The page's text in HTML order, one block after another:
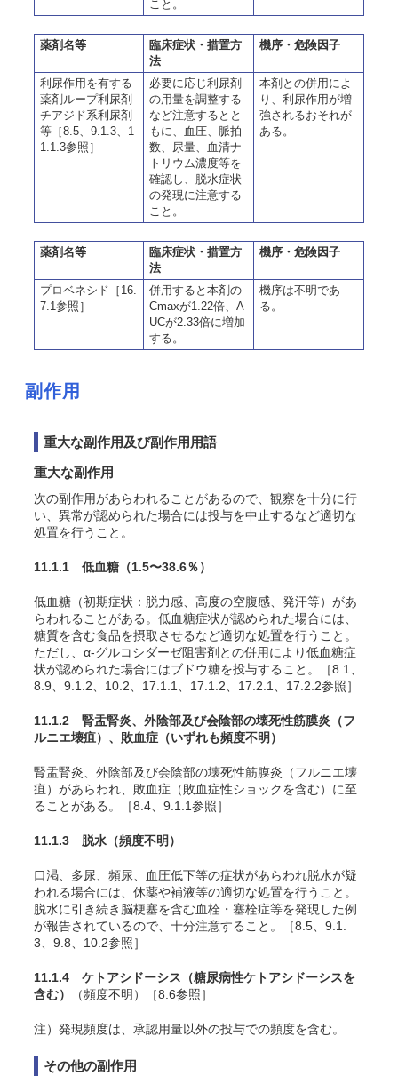
こと。
薬剤名等
臨床症状・措置方
法
機序・危険因子
利尿作用を有する
薬剤ループ利尿剤
チアジド系利尿剤
等［8.5、9.1.3、1
1.1.3参照］
必要に応じ利尿剤
の用量を調整する
など注意するとと
もに、血圧、脈拍
数、尿量、血清ナ
トリウム濃度等を
確認し、脱水症状
の発現に注意する
こと。
本剤との併用によ
り、利尿作用が増
強されるおそれが
ある。
薬剤名等
臨床症状・措置方
法
機序・危険因子
プロベネシド［16.
7.1参照］
併用すると本剤の
Cmaxが1.22倍、A
UCが2.33倍に増加
する。
機序は不明であ
る。
副作用
重大な副作用及び副作用用語
重大な副作用
次の副作用があらわれることがあるので、観察を十分に行
い、異常が認められた場合には投与を中止するなど適切な
処置を行うこと。
11.1.1 低血糖 （1.5〜38.6％）
低血糖（初期症状：脱力感、高度の空腹感、発汗等）があ
らわれることがある。低血糖症状が認められた場合には、
糖質を含む食品を摂取させるなど適切な処置を行うこと。
ただし、α-グルコシダーゼ阻害剤との併用により低血糖症
状が認められた場合にはブドウ糖を投与すること。［8.1、
8.9、9.1.2、10.2、17.1.1、17.1.2、17.2.1、17.2.2参照］
11.1.2 腎盂腎炎、外陰部及び会陰部の壊死性筋膜炎（フ
ルニエ壊疽）、敗血症 （いずれも頻度不明）
腎盂腎炎、外陰部及び会陰部の壊死性筋膜炎（フルニエ壊
疽）があらわれ、敗血症（敗血症性ショックを含む）に至
ることがある。［8.4、9.1.1参照］
11.1.3 脱水 （頻度不明）
口渇、多尿、頻尿、血圧低下等の症状があらわれ脱水が疑
われる場合には、休薬や補液等の適切な処置を行うこと。
脱水に引き続き脳梗塞を含む血栓・塞栓症等を発現した例
が報告されているので、十分注意すること。［8.5、9.1.
3、9.8、10.2参照］
11.1.4 ケトアシドーシス（糖尿病性ケトアシドーシスを
含む）
（頻度不明）［8.6参照］
注）発現頻度は、承認用量以外の投与での頻度を含む。
その他の副作用